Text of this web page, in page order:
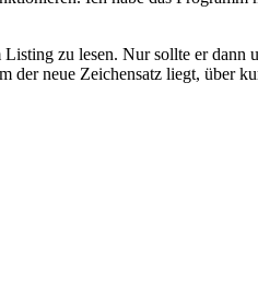
zu lesen. Nur sollte er
neue Zeichensatz liegt, über